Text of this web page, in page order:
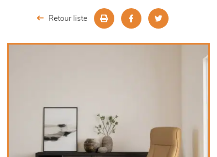
chambres et dressing
Retour liste